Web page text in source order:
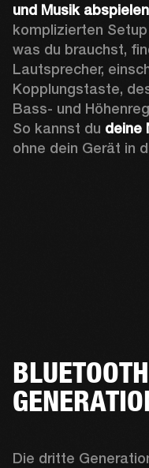
und Musik abspielen
komplizierten Setup
was du brauchst,
Lautsprecher,
Kopplungstaste,
Bass- und
So kannst du deine
ohne dein Gerät in
Die dritte